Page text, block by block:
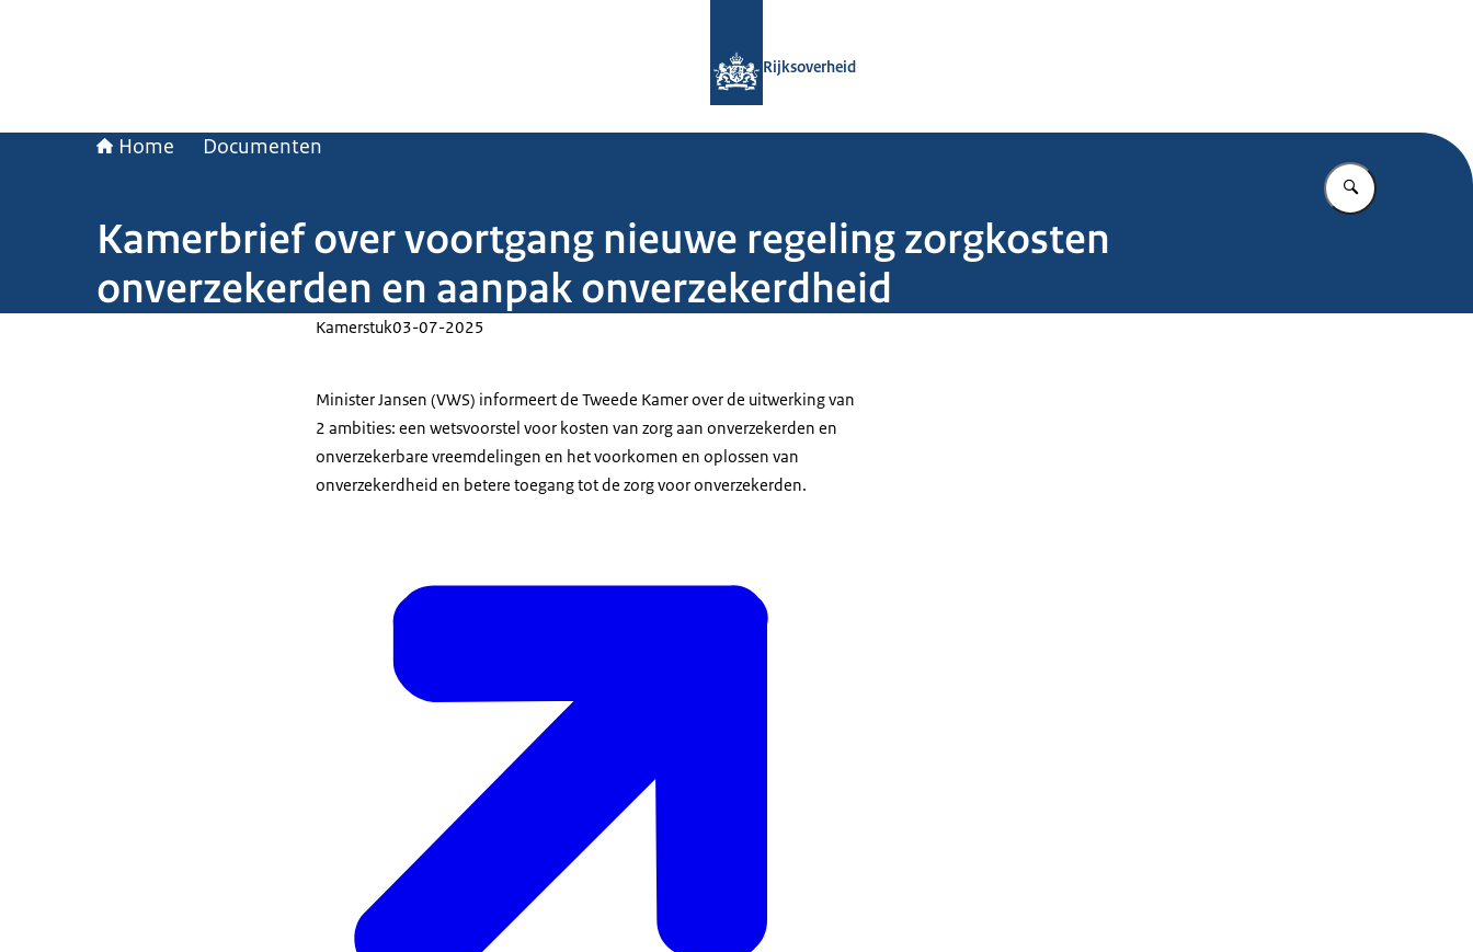
Rijksoverheid
Home Documenten
Vul in wat u
Kamerbrief over voortgang nieuwe regeling zorgkosten
onverzekerden en aanpak onverzekerdheid
Kamerstuk03-07-2025
Minister Jansen (VWS) informeert de Tweede Kamer over de uitwerking van
2 ambities: een wetsvoorstel voor kosten van zorg aan onverzekerden en
onverzekerbare vreemdelingen en het voorkomen en oplossen van
onverzekerdheid en betere toegang tot de zorg voor onverzekerden.